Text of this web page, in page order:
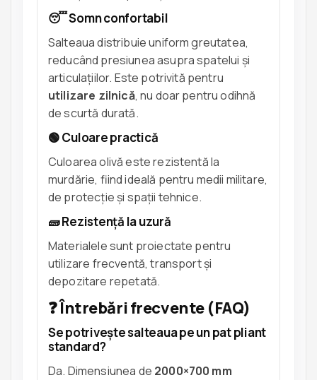
😴 Somn confortabil
Salteaua distribuie uniform greutatea,
reducând presiunea asupra spatelui și
articulațiilor. Este potrivită pentru
utilizare zilnică, nu doar pentru odihnă
de scurtă durată.
🟢 Culoare practică
Culoarea olivă este rezistentă la
murdărie, fiind ideală pentru medii militare,
de protecție și spații tehnice.
🧱 Rezistență la uzură
Materialele sunt proiectate pentru
utilizare frecventă, transport și
depozitare repetată.
❓ Întrebări frecvente (FAQ)
Se potrivește salteaua pe un pat pliant
standard?
Da. Dimensiunea de 2000×700 mm